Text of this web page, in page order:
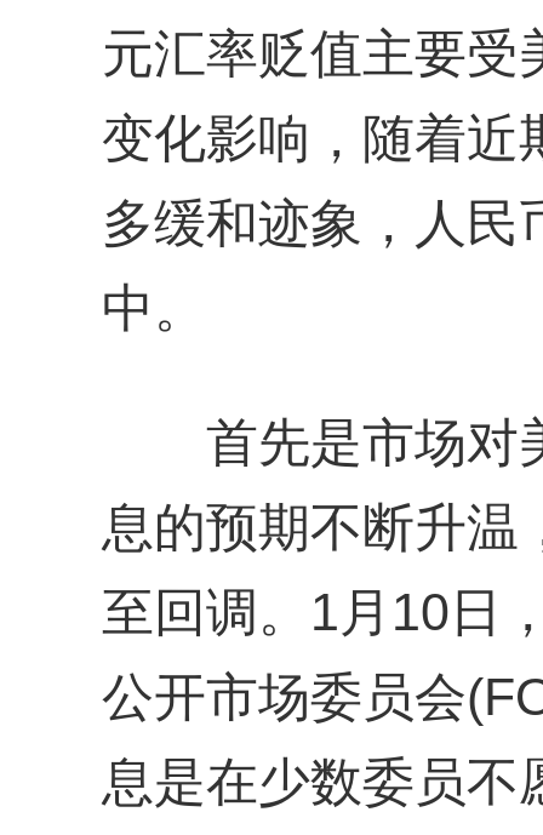
元汇率贬值主要受
变化影响，随着近
多缓和迹象，人民
中。
首先是市场对
息的预期不断升温
至回调。1月10日
公开市场委员会
息是在少数委员不